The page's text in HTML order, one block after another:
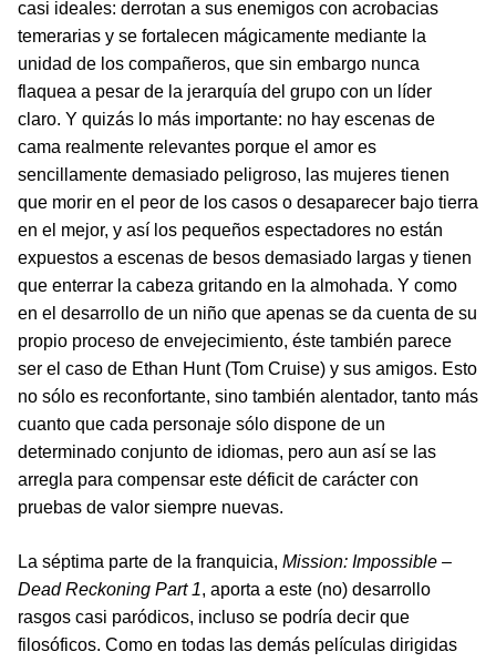
casi ideales: derrotan a sus enemigos con acrobacias
temerarias y se fortalecen mágicamente mediante la
unidad de los compañeros, que sin embargo nunca
flaquea a pesar de la jerarquía del grupo con un líder
claro. Y quizás lo más importante: no hay escenas de
cama realmente relevantes porque el amor es
sencillamente demasiado peligroso, las mujeres tienen
que morir en el peor de los casos o desaparecer bajo tierra
en el mejor, y así los pequeños espectadores no están
expuestos a escenas de besos demasiado largas y tienen
que enterrar la cabeza gritando en la almohada. Y como
en el desarrollo de un niño que apenas se da cuenta de su
propio proceso de envejecimiento, éste también parece
ser el caso de Ethan Hunt (Tom Cruise) y sus amigos. Esto
no sólo es reconfortante, sino también alentador, tanto más
cuanto que cada personaje sólo dispone de un
determinado conjunto de idiomas, pero aun así se las
arregla para compensar este déficit de carácter con
pruebas de valor siempre nuevas.
La séptima parte de la franquicia, Mission: Impossible –
Dead Reckoning Part 1, aporta a este (no) desarrollo
rasgos casi paródicos, incluso se podría decir que
filosóficos. Como en todas las demás películas dirigidas